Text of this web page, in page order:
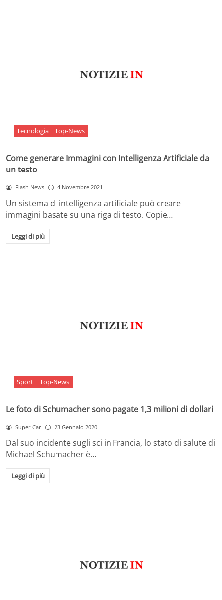
Tecnologia Top-News
Come generare Immagini con Intelligenza Artificiale da
un testo
Flash News 4 Novembre 2021
Un sistema di intelligenza artificiale può creare
immagini basate su una riga di testo. Copie…
Leggi di più
Sport Top-News
Le foto di Schumacher sono pagate 1,3 milioni di dollari
Super Car 23 Gennaio 2020
Dal suo incidente sugli sci in Francia, lo stato di salute di
Michael Schumacher è…
Leggi di più